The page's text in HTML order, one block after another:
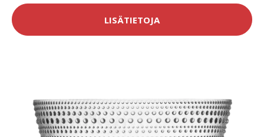
LISÄTIETOJA